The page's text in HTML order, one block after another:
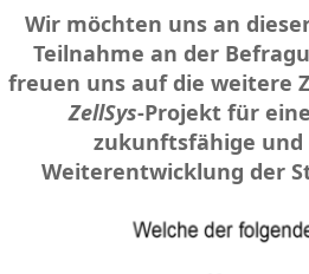
Wir möchten uns an
Teilnahme an der
freuen uns auf die weitere
ZellSys-Projekt für
zukunftsfähige und
Weiterentwicklung der